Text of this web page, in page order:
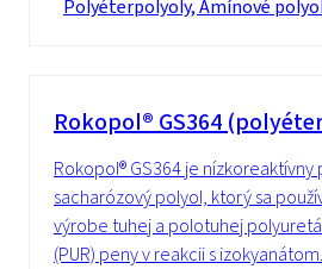
Polyéterpolyoly, Amínové
Rokopol® GS364
Rokopol® GS364 je nízkoreaktívny
sacharózový polyol, ktorý sa
výrobe tuhej a polotuhej
(PUR) peny v reakcii s izokyanátom.